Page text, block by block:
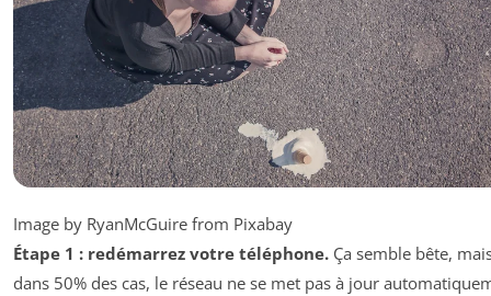
Image by RyanMcGuire from Pixabay
Étape 1 : redémarrez votre téléphone. Ça semble bête,
dans 50% des cas, le réseau ne se met pas à jour